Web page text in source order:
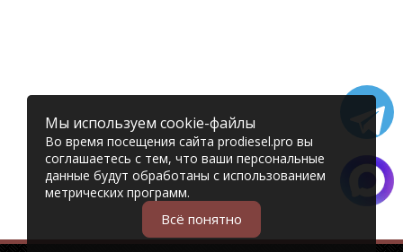
Мы используем cookie-файлы
Во время посещения сайта prodiesel.pro вы
соглашаетесь с тем, что ваши персональные
данные будут обработаны с использованием
метрических программ.
Всё понятно